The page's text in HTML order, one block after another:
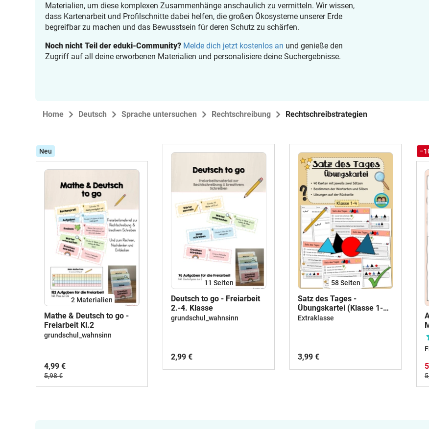
Materialien, um diese komplexen Zusammenhänge anschaulich zu vermitteln. Wir wissen,
dass Kartenarbeit und Profilschnitte dabei helfen, die großen Ökosysteme unserer Erde
begreifbar zu machen und das Bewusstsein für deren Schutz zu schärfen.
Noch nicht Teil der eduki-Community? Melde dich jetzt kostenlos an und genieße den
Zugriff auf all deine erworbenen Materialien und personalisiere deine Suchergebnisse.
Home Deutsch Sprache untersuchen Rechtschreibung Rechtschreibstrategien
Neu
2 Materialien
Mathe & Deutsch to go -
Freiarbeit Kl.2
grundschul_wahnsinn
4,99 €
5,98 €
11 Seiten
Deutsch to go - Freiarbeit
2.-4. Klasse
grundschul_wahnsinn
2,99 €
58Seiten
Satz des Tages -
Übungskartei (Klasse 1-
4) #50mal50byextraklasse
Extraklasse
3,99 €